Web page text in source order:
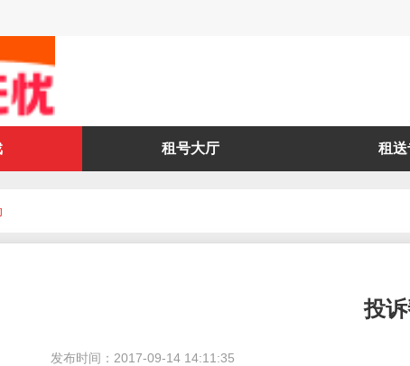
租号大厅 租
投
发布时间： 2017-09-14 14:11:35